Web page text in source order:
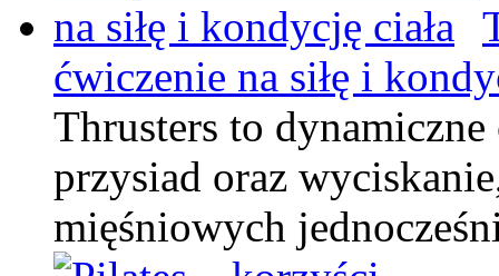
ćwiczenie na siłę i
Thrusters to
przysiad oraz
mięśniowych